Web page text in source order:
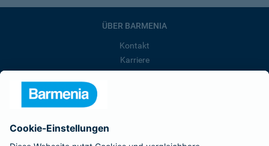
ÜBER BARMENIA
Kontakt
Karriere
Barmenia ist Teil der BarmeniaGothaer